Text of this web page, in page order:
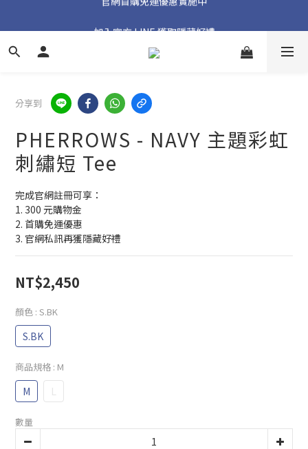
加入官方 LINE 獲取隱藏好禮
分享到
PHERROWS - NAVY 主題彩虹
刺繡短 Tee
完成官網註冊可享：
1. 300 元購物金
2. 首購免運優惠
3. 官網私訊再獲隱藏好禮
NT$2,450
顏色 : S.BK
S.BK
商品規格 : M
M L
數量